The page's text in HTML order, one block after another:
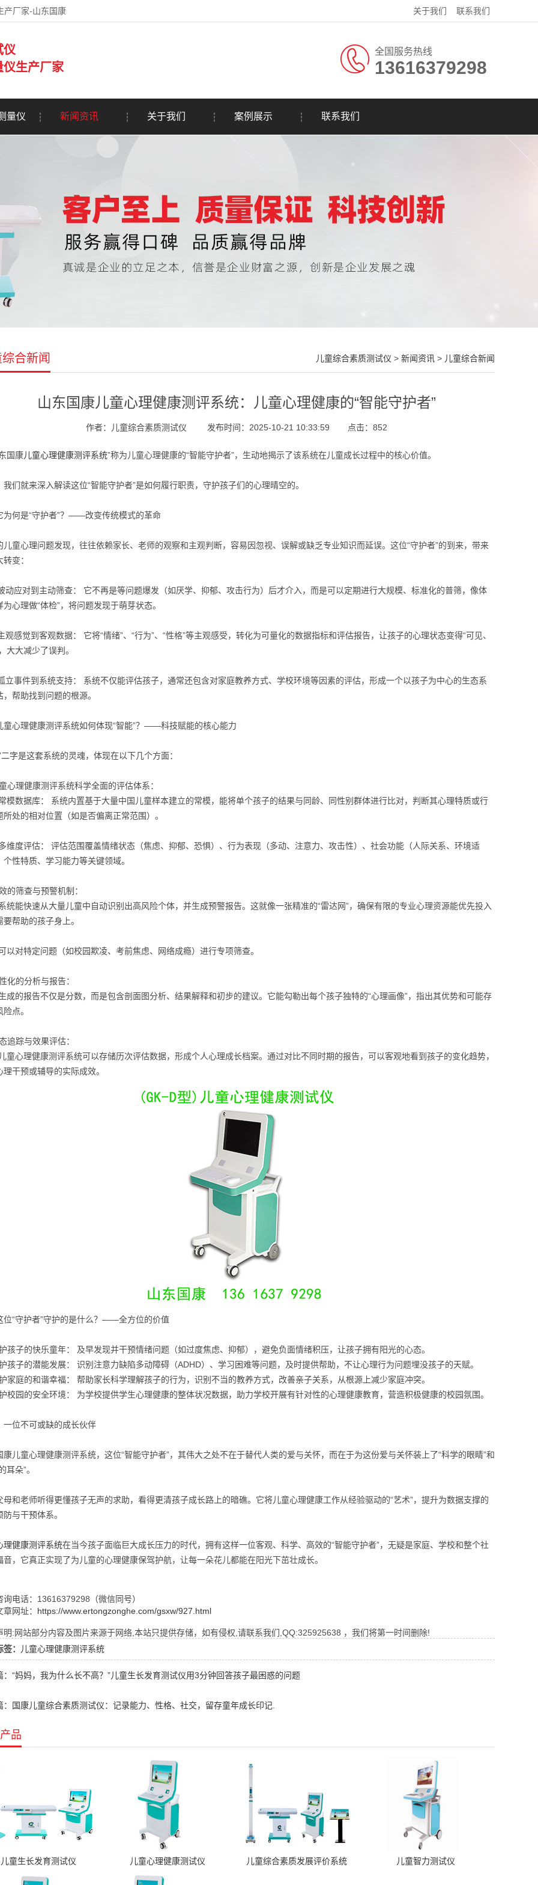
产厂家-山东国康 关于我们 联系我们
仪
仪生产厂家
全国服务热线
13616379298
量仪 新闻资讯 关于我们 案例展示 联系我们
合新闻 儿童综合素质测试仪 > 新闻资讯 > 儿童综合新闻
山东国康儿童心理健康测评系统：儿童心理健康的“智能守护者”
作者：儿童综合素质测试仪 发布时间：2025-10-21 10:33:59 点击： 852
国康儿童心理健康测评系统”称为儿童心理健康的“智能守护者”，生动地揭示了该系统在儿童成长过程中的核心价值。
我们就来深入解读这位“智能守护者”是如何履行职责，守护孩子们的心理晴空的。
为何是“守护者”？——改变传统模式的革命
儿童心理问题发现，往往依赖家长、老师的观察和主观判断，容易因忽视、误解或缺乏专业知识而延误。这位“守护者”的到来，带来
变：
动应对到主动筛查： 它不再是等问题爆发（如厌学、抑郁、攻击行为）后才介入，而是可以定期进行大规模、标准化的普筛，像体
为心理做“体检”，将问题发现于萌芽状态。
感觉到客观数据： 它将“情绪”、“行为”、“性格”等主观感受，转化为可量化的数据指标和评估报告，让孩子的心理状态变得“可见、
大大减少了误判。
立事件到系统支持： 系统不仅能评估孩子，通常还包含对家庭教养方式、学校环境等因素的评估，形成一个以孩子为中心的生态系
，帮助找到问题的根源。
童心理健康测评系统如何体现“智能”？——科技赋能的核心能力
二字是这套系统的灵魂，体现在以下几个方面：
心理健康测评系统科学全面的评估体系：
数据库： 系统内置基于大量中国儿童样本建立的常模，能将单个孩子的结果与同龄、同性别群体进行比对，判断其心理特质或行
所处的相对位置（如是否偏离正常范围）。
度评估： 评估范围覆盖情绪状态（焦虑、抑郁、恐惧）、行为表现（多动、注意力、攻击性）、社会功能（人际关系、环境适
个性特质、学习能力等关键领域。
的筛查与预警机制：
能快速从大量儿童中自动识别出高风险个体，并生成预警报告。这就像一张精准的“雷达网”，确保有限的专业心理资源能优先投入
要帮助的孩子身上。
对特定问题（如校园欺凌、考前焦虑、网络成瘾）进行专项筛查。
化的分析与报告：
的报告不仅是分数，而是包含剖面图分析、结果解释和初步的建议。它能勾勒出每个孩子独特的“心理画像”，指出其优势和可能存
点。
追踪与效果评估：
童心理健康测评系统可以存储历次评估数据，形成个人心理成长档案。通过对比不同时期的报告，可以客观地看到孩子的变化趋势，
理干预或辅导的实际成效。
位“守护者”守护的是什么？——全方位的价值
孩子的快乐童年： 及早发现并干预情绪问题（如过度焦虑、抑郁），避免负面情绪积压，让孩子拥有阳光的心态。
孩子的潜能发展： 识别注意力缺陷多动障碍（ADHD）、学习困难等问题，及时提供帮助，不让心理行为问题埋没孩子的天赋。
家庭的和谐幸福： 帮助家长科学理解孩子的行为，识别不当的教养方式，改善亲子关系，从根源上减少家庭冲突。
校园的安全环境： 为学校提供学生心理健康的整体状况数据，助力学校开展有针对性的心理健康教育，营造积极健康的校园氛围。
一位不可或缺的成长伙伴
康儿童心理健康测评系统，这位“智能守护者”，其伟大之处不在于替代人类的爱与关怀，而在于为这份爱与关怀装上了“科学的眼睛”和
耳朵”。
母和老师听得更懂孩子无声的求助，看得更清孩子成长路上的暗礁。它将儿童心理健康工作从经验驱动的“艺术”，提升为数据支撑的
防与干预体系。
理健康测评系统在当今孩子面临巨大成长压力的时代，拥有这样一位客观、科学、高效的“智能守护者”，无疑是家庭、学校和整个社
音，它真正实现了为儿童的心理健康保驾护航，让每一朵花儿都能在阳光下茁壮成长。
询电话：13616379298（微信同号）
网址： https://www.ertongzonghe.com/gsxw/927.html
明:网站部分内容及图片来源于网络,本站只提供存储，如有侵权,请联系我们,QQ:325925638 ，我们将第一时间删除!
：
儿童心理健康测评系统
：“妈妈，我为什么长不高？”儿童生长发育测试仪用3分钟回答孩子最困惑的问题
：国康儿童综合素质测试仪：记录能力、性格、社交，留存童年成长印记.
品
儿童生长发育测试仪 儿童心理健康测试仪 儿童综合素质发展评价系统 儿童智力测试仪